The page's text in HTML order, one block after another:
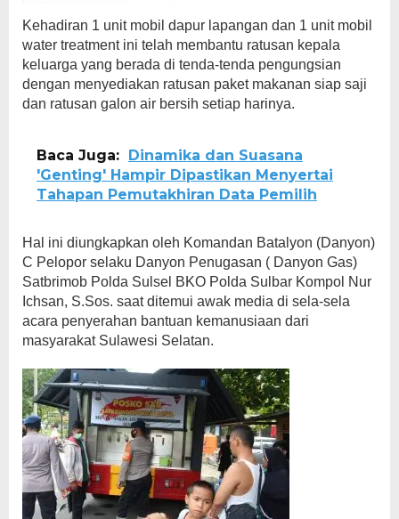
Kehadiran 1 unit mobil dapur lapangan dan 1 unit mobil
water treatment ini telah membantu ratusan kepala
keluarga yang berada di tenda-tenda pengungsian
dengan menyediakan ratusan paket makanan siap saji
dan ratusan galon air bersih setiap harinya.
Baca Juga: Dinamika dan Suasana
'Genting' Hampir Dipastikan Menyertai
Tahapan Pemutakhiran Data Pemilih
Hal ini diungkapkan oleh Komandan Batalyon (Danyon)
C Pelopor selaku Danyon Penugasan ( Danyon Gas)
Satbrimob Polda Sulsel BKO Polda Sulbar Kompol Nur
Ichsan, S.Sos. saat ditemui awak media di sela-sela
acara penyerahan bantuan kemanusiaan dari
masyarakat Sulawesi Selatan.